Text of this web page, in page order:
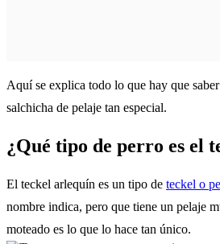
Aquí se explica todo lo que hay que
salchicha de pelaje tan especial.
¿Qué tipo de perro es el
El teckel arlequín es un tipo de teckel o
nombre indica, pero que tiene un pelaje
moteado es lo que lo hace tan único.